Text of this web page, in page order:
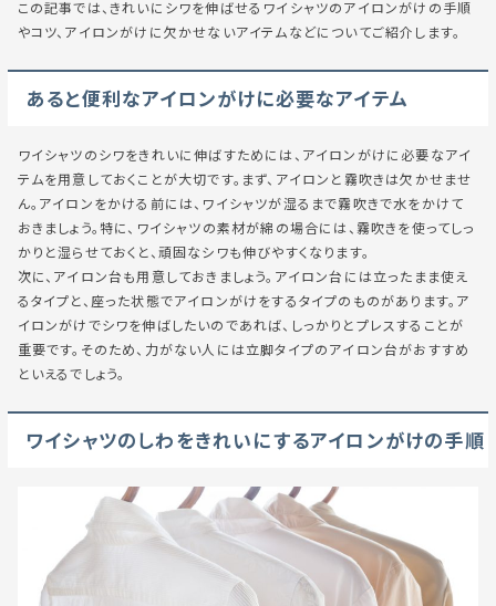
この記事では、きれいにシワを伸ばせるワイシャツのアイロンがけの手順
やコツ、アイロンがけに欠かせないアイテムなどについてご紹介します。
あると便利なアイロンがけに必要なアイテム
ワイシャツのシワをきれいに伸ばすためには、アイロンがけに必要なアイ
テムを用意しておくことが大切です。まず、アイロンと霧吹きは欠かせませ
ん。アイロンをかける前には、ワイシャツが湿るまで霧吹きで水をかけて
おきましょう。特に、ワイシャツの素材が綿の場合には、霧吹きを使ってしっ
かりと湿らせておくと、頑固なシワも伸びやすくなります。
次に、アイロン台も用意しておきましょう。アイロン台には立ったまま使え
るタイプと、座った状態でアイロンがけをするタイプのものがあります。ア
イロンがけでシワを伸ばしたいのであれば、しっかりとプレスすることが
重要です。そのため、力がない人には立脚タイプのアイロン台がおすすめ
といえるでしょう。
ワイシャツのしわをきれいにするアイロンがけの手順